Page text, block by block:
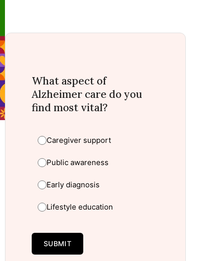
What aspect of
Alzheimer care do you
find most vital?
Caregiver support
Public awareness
Early diagnosis
Lifestyle education
SUBMIT